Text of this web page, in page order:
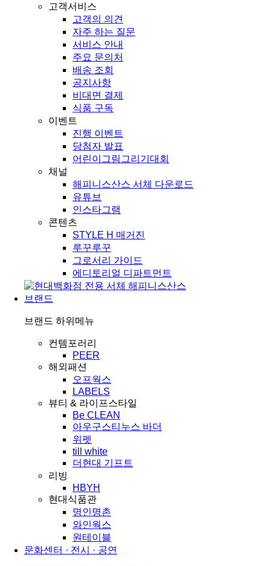
고객서비스
고객의 의견
자주 하는 질문
서비스 안내
주요 문의처
배송 조회
공지사항
비대면 결제
식품 구독
이벤트
진행 이벤트
당첨자 발표
어린이그림그리기대회
채널
해피니스산스 서체 다운로드
유튜브
인스타그램
콘텐츠
STYLE H 매거진
루꾸루꾸
그로서리 가이드
에디토리얼 디파트먼트
브랜드
브랜드 하위메뉴
컨템포러리
PEER
해외패션
오프웍스
LABELS
뷰티 & 라이프스타일
Be CLEAN
아우구스티누스 바더
위펫
till white
더현대 기프트
리빙
HBYH
현대식품관
명인명촌
와인웍스
원테이블
문화센터 · 전시 · 공연